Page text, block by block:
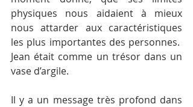
physiques nous aidaient à mieux
nous attarder aux caractéristiques
les plus importantes des personnes.
Jean était comme un trésor dans un
vase d’argile.
Il y a un message très profond dans